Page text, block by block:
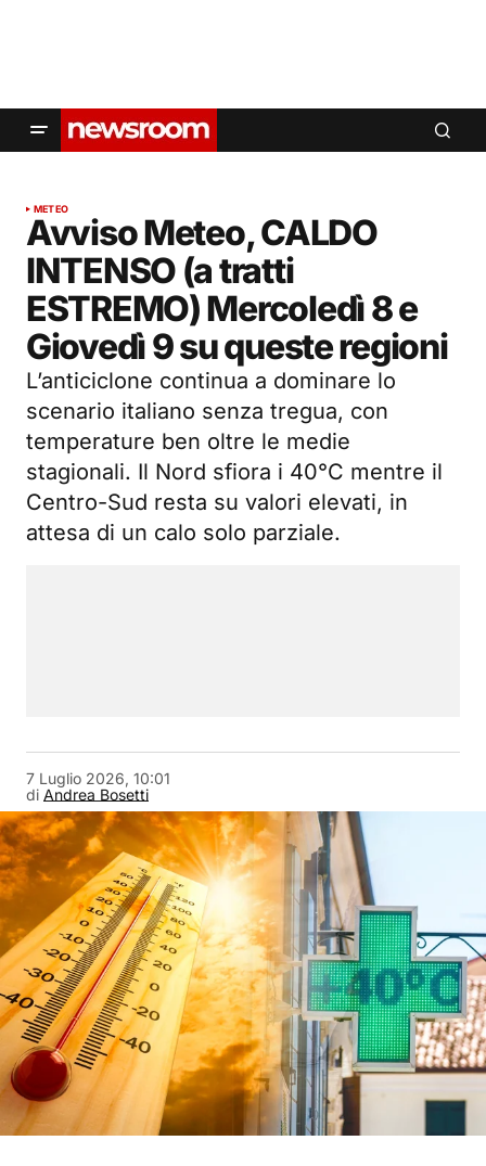
METEO
Avviso Meteo, CALDO
INTENSO (a tratti
ESTREMO) Mercoledì 8 e
Giovedì 9 su queste regioni
L’anticiclone continua a dominare lo
scenario italiano senza tregua, con
temperature ben oltre le medie
stagionali. Il Nord sfiora i 40°C mentre il
Centro-Sud resta su valori elevati, in
attesa di un calo solo parziale.
di Andrea Bosetti
7 Luglio 2026, 10:01